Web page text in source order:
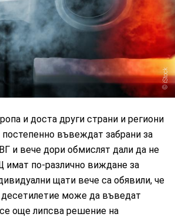
iStock
и доста други страни и региони
постепенно въвеждат забрани за
и вече дори обмислят дали да не
имат по-различно виждане за
щати вече са обявили, че
може да въведат
още липсва решение на